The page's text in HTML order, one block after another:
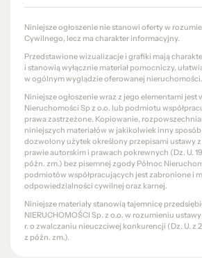
Niniejsze ogłoszenie nie stanowi oferty w
Cywilnego, lecz ma charakter informacyjny.
Przedstawione wizualizacje i grafiki mają
i stanowią wyłącznie materiał pomocniczy,
w ogólnym wyglądzie oferowanej nieruchomości.
Niniejsze ogłoszenie wraz z jego elementami jest
Nieruchomości Sp z o.o. lub podmiotu
prawa zastrzeżone. Kopiowanie,
niniejszych materiałów w jakikolwiek inny
dozwolony użytek określony przepisami ustawy z
prawie autorskim i prawach pokrewnych (Dz. U.
późn. zm.) bez pisemnej zgody Północ
podmiotów współpracujących jest zabronione i
odpowiedzialności cywilnej oraz karnej.
Niniejsze materiały stanowią tajemnicę
NIERUCHOMOŚCI Sp. z o.o. w rozumieniu
r. o zwalczaniu nieuczciwej konkurencji (Dz. U. z
z późn. zm.).